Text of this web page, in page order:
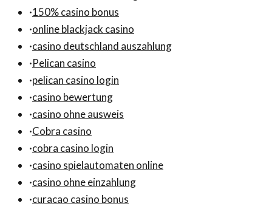
·150% casino bonus
·online blackjack casino
·casino deutschland auszahlung
·Pelican casino
·pelican casino login
·casino bewertung
·casino ohne ausweis
·Cobra casino
·cobra casino login
·casino spielautomaten online
·casino ohne einzahlung
·curacao casino bonus